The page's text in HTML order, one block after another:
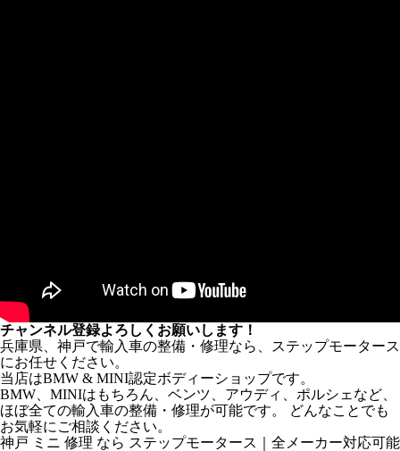
チャンネル登録よろしくお願いします！
兵庫県、神戸で輸入車の整備・修理なら、ステップモータース
にお任せください。
当店はBMW & MINI認定ボディーショップです。
BMW、MINIはもちろん、ベンツ、アウディ、ポルシェなど、
ほぼ全ての輸入車の整備・修理が可能です。 どんなことでも
お気軽にご相談ください。
神戸 ミニ 修理 なら ステップモータース｜全メーカー対応可能